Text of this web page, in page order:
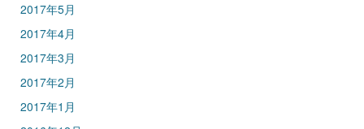
2017年5月
2017年4月
2017年3月
2017年2月
2017年1月